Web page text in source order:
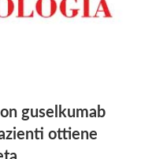
guselkumab
ottiene